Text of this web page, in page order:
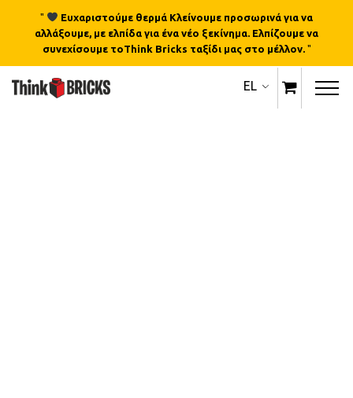
"
Ευχαριστούμε θερμά Κλείνουμε προσωρινά για να
αλλάξουμε, με ελπίδα για ένα νέο ξεκίνημα. Ελπίζουμε να
συνεχίσουμε τοThink Bricks ταξίδι μας στο μέλλον. "
EL